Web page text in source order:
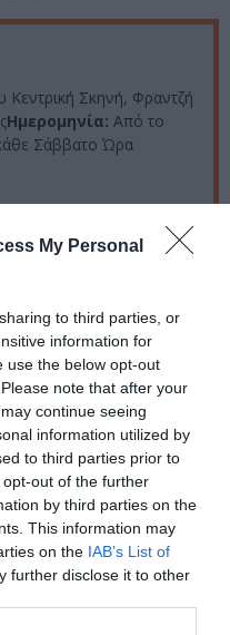
My Personal
to third parties, or
information for
use the below opt-out
note that after your
continue seeing
information utilized by
to third parties prior to
out of the further
by third parties on the
This information may
on the IAB’s List of
further disclose it to other
Σκηνή, Φραντζή
Ημερομηνία: Από το
Σάββατο Ώρα
κρασί
2109226975www.stn.gr
στοGoogle Newsκαι
την Τέχνη και τον